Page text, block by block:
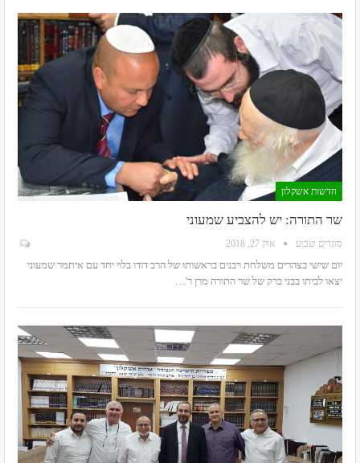
חדשות אשקלון
שר התורה: יש להצביע שמעוני
סוגרים שבוע אוק 27, 2018
יום שישי בצהרים משלחת רבנים בראשותו של הרב דודו בלוי יחד עם איתמר שמעוני
יצאו לביתו בבני ברק של שר התורה מרן ר'…